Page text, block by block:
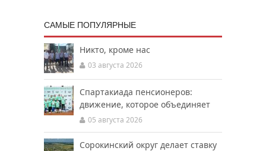
САМЫЕ ПОПУЛЯРНЫЕ
Никто, кроме нас
03 августа 2026
Спартакиада пенсионеров:
движение, которое объединяет
05 августа 2026
Сорокинский округ делает ставку